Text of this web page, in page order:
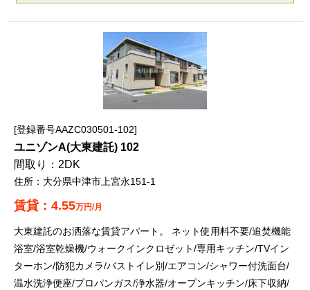
登録番号AAZC030501-102
ユニゾンA(大東建託) 102
2DK
大分県中津市上宮永151-1
4.55万円/月
大東建託のお洒落な賃貸アパート。 ネット使用料不要/追焚機能
浴室/浴室乾燥機/ウォークインクロゼット/専用キッチン/TVイン
ターホン/防犯カメラ/バストイレ別/エアコン/シャワー付洗面台/
温水洗浄便座/プロパンガス/浄水器/オープンキッチン/床下収納/